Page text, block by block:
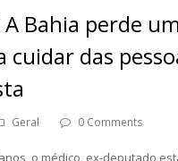
Bahia perde
cuidar das
Geral 0 Comments
o médico, ex-deputado